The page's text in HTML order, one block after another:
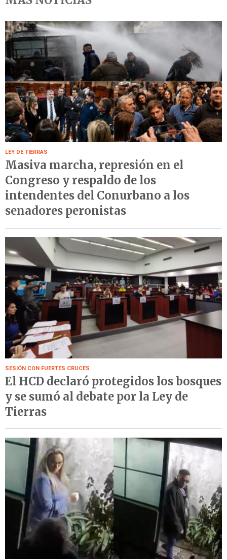
LEY DE TIERRAS
Masiva marcha, represión en el
Congreso y respaldo de los
intendentes del Conurbano a los
senadores peronistas
SESIÓN CON FUERTES CRUCES
El HCD declaró protegidos los bosques
y se sumó al debate por la Ley de
Tierras